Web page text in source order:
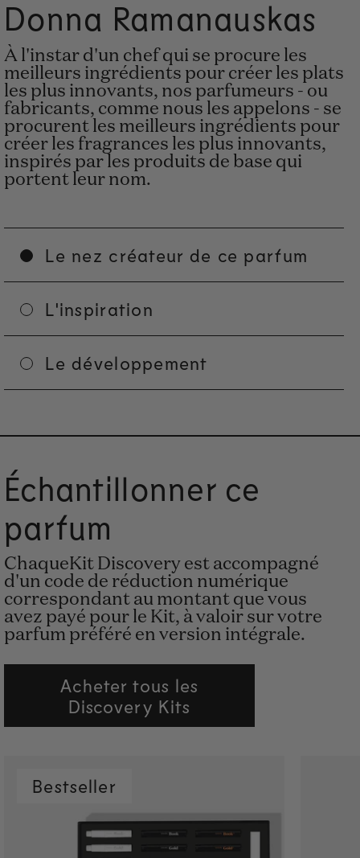
Donna Ramanauskas
À l'instar d'un chef qui se procure les
meilleurs ingrédients pour créer les plats
les plus innovants, nos parfumeurs - ou
fabricants, comme nous les appelons - se
procurent les meilleurs ingrédients pour
créer les fragrances les plus innovants,
inspirés par les produits de base qui
portent leur nom.
Le nez créateur de ce parfum
L'inspiration
Le développement
Échantillonner ce
parfum
ChaqueKit Discovery est accompagné
d'un code de réduction numérique
correspondant au montant que vous
avez payé pour le Kit, à valoir sur votre
parfum préféré en version intégrale.
Acheter tous les
Discovery Kits
Bestseller